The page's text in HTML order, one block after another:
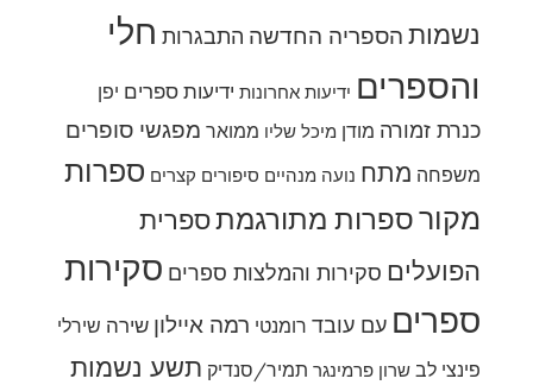
נשמות הספריה החדשה התבגרות חלי
והספרים ידיעות אחרונות ידיעות ספרים יפן
כנרת זמורה מודן מיכל שליו ממואר מפגשי סופרים
משפחה מתח נועה מנהיים סיפורים קצרים ספרות
מקורספרות מתורגמתספרית
הפועלים סקירות והמלצות ספרים סקירות
ספרים עם עובד רומנטי רמה איילון שירה שירלי
פינצי לב שרון פרמינגר תמיר/סנדיק תשע נשמות